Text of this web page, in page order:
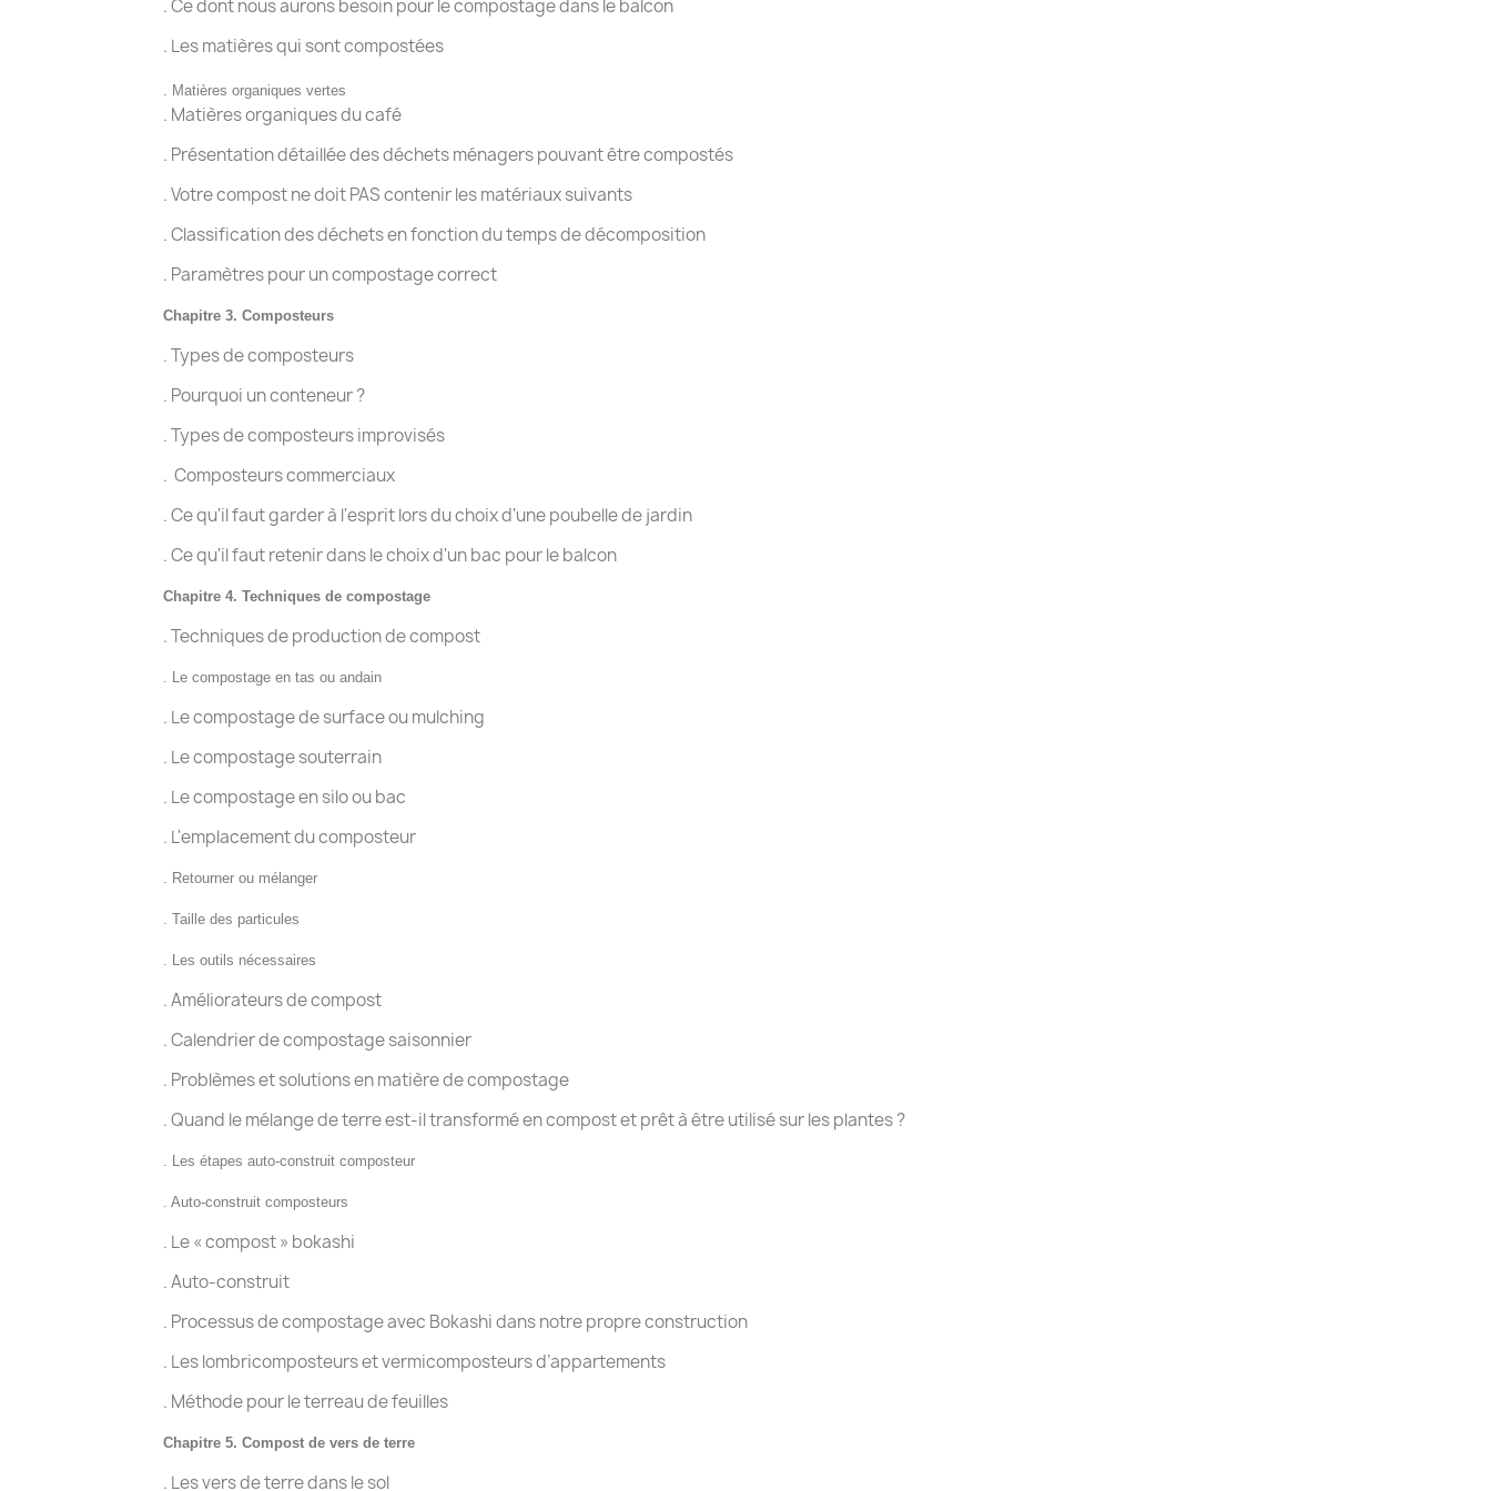
. Ce dont nous aurons besoin pour le compostage dans le balcon
. Les matières qui sont compostées
. Matières organiques vertes
. Matières organiques du café
. Présentation détaillée des déchets ménagers pouvant être compostés
. Votre compost ne doit PAS contenir les matériaux suivants
. Classification des déchets en fonction du temps de décomposition
. Paramètres pour un compostage correct
Chapitre 3. Composteurs
. Types de composteurs
. Pourquoi un conteneur ?
. Types de composteurs improvisés
. Composteurs commerciaux
. Ce qu'il faut garder à l'esprit lors du choix d'une poubelle de jardin
. Ce qu'il faut retenir dans le choix d'un bac pour le balcon
Chapitre 4. Techniques de compostage
. Techniques de production de compost
. Le compostage en tas ou andain
. Le compostage de surface ou mulching
. Le compostage souterrain
. Le compostage en silo ou bac
. L'emplacement du composteur
. Retourner ou mélanger
. Taille des particules
. Les outils nécessaires
. Améliorateurs de compost
. Calendrier de compostage saisonnier
. Problèmes et solutions en matière de compostage
. Quand le mélange de terre est-il transformé en compost et prêt à être utilisé sur les plantes ?
. Les étapes auto-construit composteur
. Auto-construit composteurs
. Le « compost » bokashi
. Auto-construit
. Processus de compostage avec Bokashi dans notre propre construction
. Les lombricomposteurs et vermicomposteurs d’appartements
. Méthode pour le terreau de feuilles
Chapitre 5. Compost de vers de terre
. Les vers de terre dans le sol